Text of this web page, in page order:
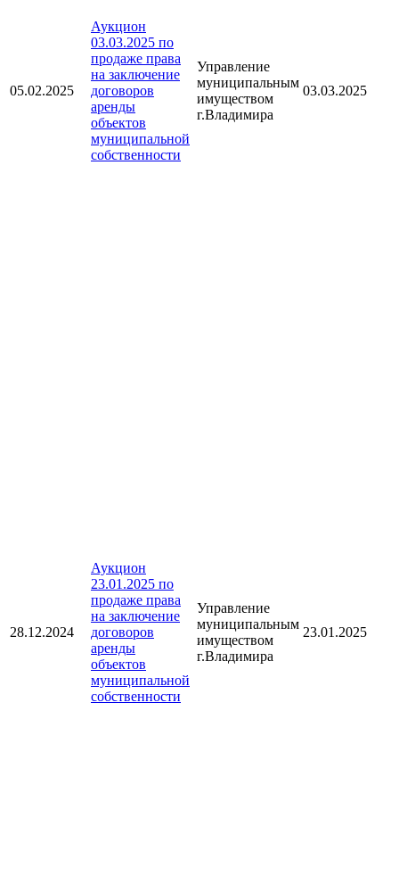
05.02.2025
Аукцион
03.03.2025 по
продаже права
на заключение
договоров
аренды
объектов
муниципальной
собственности
Управление
муниципальным
имуществом
г.Владимира
03.03.2025
28.12.2024
Аукцион
23.01.2025 по
продаже права
на заключение
договоров
аренды
объектов
муниципальной
собственности
Управление
муниципальным
имуществом
г.Владимира
23.01.2025